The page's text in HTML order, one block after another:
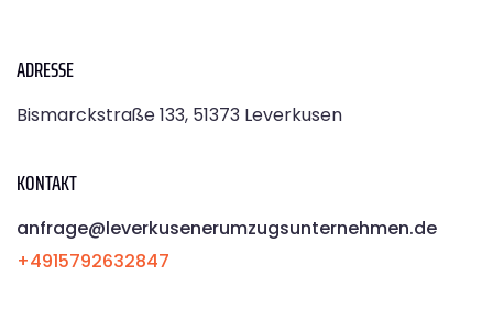
ADRESSE
Bismarckstraße 133, 51373 Leverkusen
KONTAKT
anfrage@leverkusenerumzugsunternehmen.de
+4915792632847